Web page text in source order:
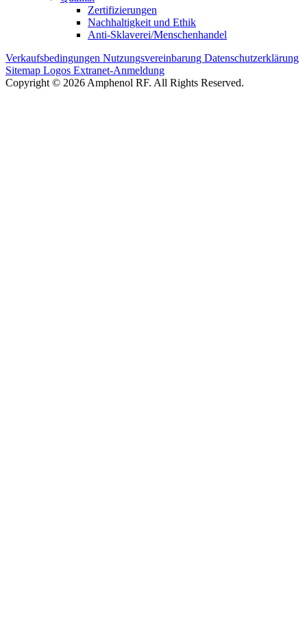
Zertifizierungen
Nachhaltigkeit und Ethik
Anti-Sklaverei/Menschenhandel
Verkaufsbedingungen Nutzungsvereinbarung Datenschutzerklärung
Sitemap Logos Extranet-Anmeldung
Copyright © 2026 Amphenol RF. All Rights Reserved.